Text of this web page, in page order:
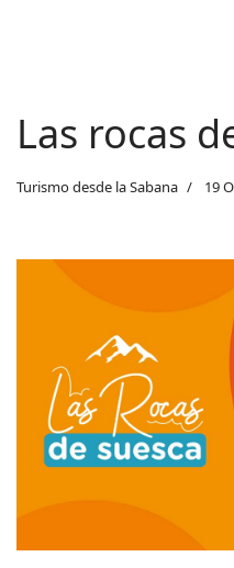
Las rocas
Turismo desde la Sabana 19